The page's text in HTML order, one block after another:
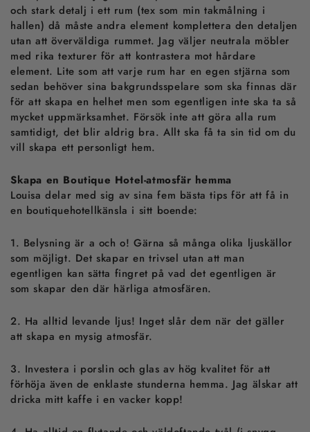
och stark detalj i ett rum (tex som min takmålning i
hallen) då måste andra element komplettera den detaljen
utan att överväldiga rummet. Jag väljer neutrala möbler
med rika texturer för att kontrastera mot hårdare
element. Lite som att varje rum har en egen stjärna som
sedan behöver sina bakgrundsspelare som ska finnas där
för att skapa en helhet men som egentligen inte ska ta så
mycket uppmärksamhet. Försök inte att göra alla rum
samtidigt, det blir aldrig bra. Allt ska få ta sin tid om du
vill skapa ett personligt hem.
Skapa en Boutique Hotel-atmosfär hemma
Louisa delar med sig av sina fem bästa tips för att få in
en boutiquehotellkänsla i sitt boende:
1. Belysning är a och o! Gärna så många olika ljuskällor
som möjligt. Det skapar en trivsel utan att man
egentligen kan sätta fingret på vad det egentligen är
som skapar den där härliga atmosfären.
2. Ha alltid levande ljus! Inget slår dem när det gäller
att skapa en mysig atmosfär.
3. Investera i porslin och glas av hög kvalitet för att
förhöja även de enklaste stunderna hemma. Jag älskar att
dricka mitt kaffe i en vacker kopp!